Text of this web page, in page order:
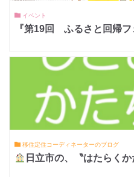
イベント
『第19回 ふるさと回帰フ
移住定住コーディネーターのブログ
日立市の、〝はたらくか